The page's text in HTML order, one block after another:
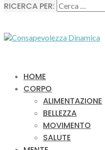
RICERCA PER:
HOME
CORPO
ALIMENTAZIONE
BELLEZZA
MOVIMENTO
SALUTE